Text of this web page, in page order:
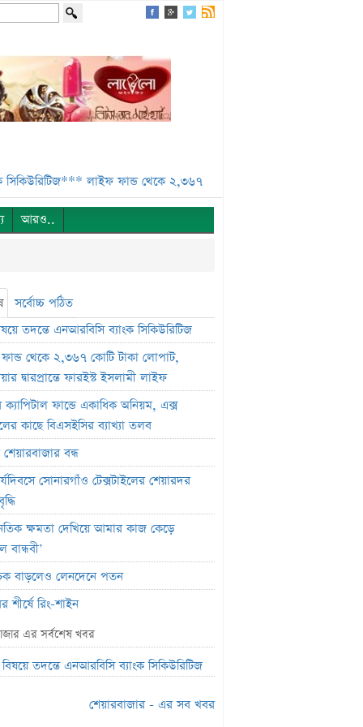
লাইফ ফান্ড থেকে ২,৩৬৭ কোটি টাকা লোপাট, দেউলিয়ার
আরও..
সর্বোচ্চ পঠিত
তদন্তে এনআরবিসি ব্যাংক সিকিউরিটিজ
থেকে ২,৩৬৭ কোটি টাকা লোপাট,
দ্বারপ্রান্তে ফারইস্ট ইসলামী লাইফ
ক্যাপিটাল ফান্ডে একাধিক অনিয়ম, এক্স
কাছে বিএসইসির ব্যাখ্যা তলব
বন্ধ
সোনারগাঁও টেক্সটাইলের শেয়ারদর
ক্ষমতা দেখিয়ে আমার কাজ কেড়ে
বান্ধবী’
বাড়লেও লেনদেনে পতন
শীর্ষে রিং-শাইন
শীর্ষে সেন্ট্রাল ইন্স্যুরেন্স
৩৬ কোটি টাকার লেনদেন
এর সর্বশেষ খবর
তদন্তে এনআরবিসি ব্যাংক সিকিউরিটিজ
শেয়ারবাজার - এর সব খবর